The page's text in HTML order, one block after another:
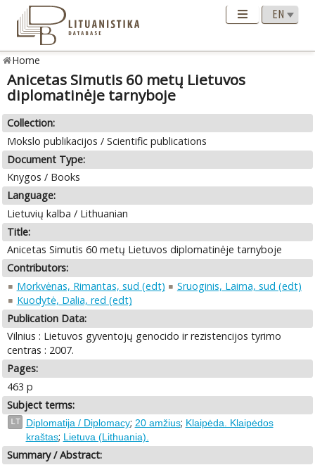
Home
Anicetas Simutis 60 metų Lietuvos
diplomatinėje tarnyboje
Collection:
Mokslo publikacijos / Scientific publications
Document Type:
Knygos / Books
Language:
Lietuvių kalba / Lithuanian
Title:
Anicetas Simutis 60 metų Lietuvos diplomatinėje tarnyboje
Contributors:
Morkvėnas, Rimantas, sud (edt)
Sruoginis, Laima, sud (edt)
Kuodytė, Dalia, red (edt)
Publication Data:
Vilnius : Lietuvos gyventojų genocido ir rezistencijos tyrimo
centras : 2007.
Pages:
463 p
Subject terms:
LT Diplomatija / Diplomacy; 20 amžius; Klaipėda. Klaipėdos
kraštas; Lietuva (Lithuania).
Summary / Abstract: